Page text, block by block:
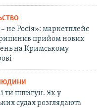
не Росія»: маркетплейс
прийом нових
на Кримському
ти шпигун. Як у
судах розглядають